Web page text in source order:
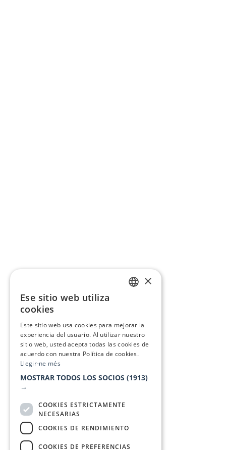
×
Ese sitio web utiliza
cookies
Este sitio web usa cookies para mejorar la
experiencia del usuario. Al utilizar nuestro
sitio web, usted acepta todas las cookies de
acuerdo con nuestra Política de cookies.
Llegir-ne més
MOSTRAR TODOS LOS SOCIOS (1913)
→
COOKIES ESTRICTAMENTE
NECESARIAS
COOKIES DE RENDIMIENTO
COOKIES DE PREFERENCIAS